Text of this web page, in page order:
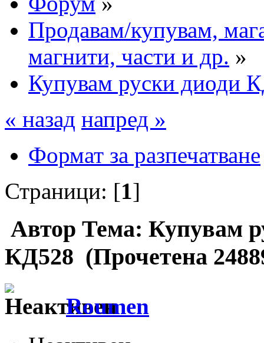
Продавам/купувам,
магнити, части и др. »
Купувам руски диоди
« назад напред »
Формат за разпечатване
Страници: [1]
Автор Тема: Купувам
КД528 (Прочетена
Roumen